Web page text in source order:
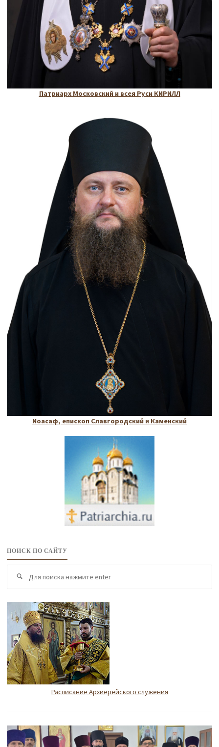
Патриарх Московский и всея Руси КИРИЛЛ
Иоасаф, епископ Славгородский и Каменский
ПОИСК ПО САЙТУ
Поиск
Расписание Архиерейского служения